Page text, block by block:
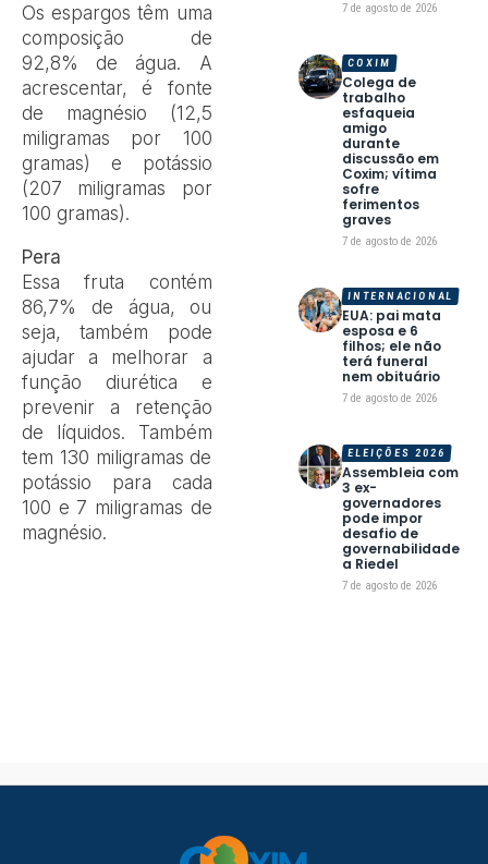
Os espargos têm uma
composição de
92,8% de água. A
acrescentar, é fonte
de magnésio (12,5
miligramas por 100
gramas) e potássio
(207 miligramas por
100 gramas).
Pera
Essa fruta contém
86,7% de água, ou
seja, também pode
ajudar a melhorar a
função diurética e
prevenir a retenção
de líquidos. Também
tem 130 miligramas de
potássio para cada
100 e 7 miligramas de
magnésio.
7 de agosto de 2026
Colega de
trabalho
esfaqueia
amigo
durante
discussão em
Coxim; vítima
sofre
ferimentos
graves
7 de agosto de 2026
COXIM
EUA: pai mata
esposa e 6
filhos; ele não
terá funeral
nem obituário
7 de agosto de 2026
INTERNACIONAL
Assembleia com
3 ex-
governadores
pode impor
desafio de
governabilidade
a Riedel
7 de agosto de 2026
ELEIÇÕES 2026